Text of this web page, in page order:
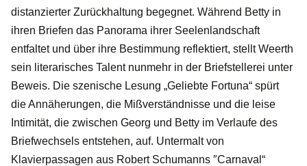
distanzierter Zurückhaltung begegnet. Während Betty in
ihren Briefen das Panorama ihrer Seelenlandschaft
entfaltet und über ihre Bestimmung reflektiert, stellt Weerth
sein literarisches Talent nunmehr in der Briefstellerei unter
Beweis. Die szenische Lesung „Geliebte Fortuna“ spürt
die Annäherungen, die Mißverständnisse und die leise
Intimität, die zwischen Georg und Betty im Verlaufe des
Briefwechsels entstehen, auf. Untermalt von
Klavierpassagen aus Robert Schumanns ″Carnaval“